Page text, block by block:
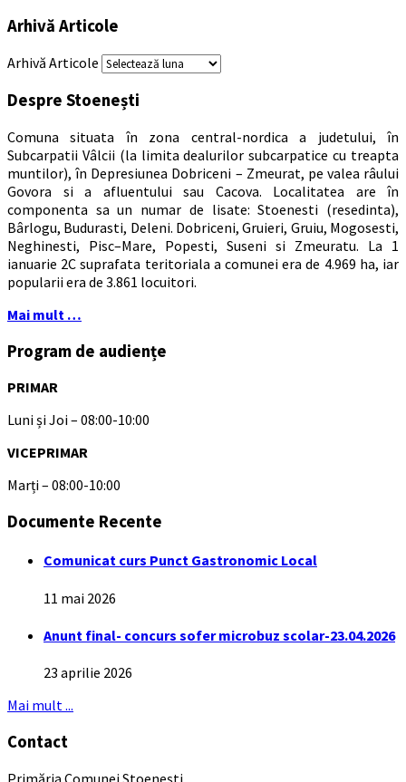
Arhivă Articole
Arhivă Articole
Despre Stoenești
Comuna situata în zona central-nordica a judetului, în
Subcarpatii Vâlcii (la limita dealurilor subcarpatice cu treapta
muntilor), în Depresiunea Dobriceni – Zmeurat, pe valea râului
Govora si a afluentului sau Cacova. Localitatea are în
componenta sa un numar de lisate: Stoenesti (resedinta),
Bârlogu, Budurasti, Deleni. Dobriceni, Gruieri, Gruiu, Mogosesti,
Neghinesti, Pisc–Mare, Popesti, Suseni si Zmeuratu. La 1
ianuarie 2C suprafata teritoriala a comunei era de 4.969 ha, iar
popularii era de 3.861 locuitori.
Mai mult …
Program de audiențe
PRIMAR
Luni și Joi – 08:00-10:00
VICEPRIMAR
Marți – 08:00-10:00
Documente Recente
Comunicat curs Punct Gastronomic Local
11 mai 2026
Anunt final- concurs sofer microbuz scolar-23.04.2026
23 aprilie 2026
Mai mult ...
Contact
Primăria Comunei Stoenești